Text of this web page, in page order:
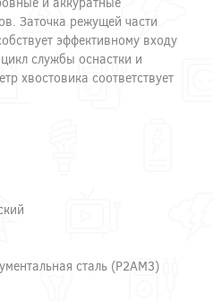
Заточка режущей части
эффективному входу
службы оснастки и
хвостовика соответствует
сталь (Р2АМ3)